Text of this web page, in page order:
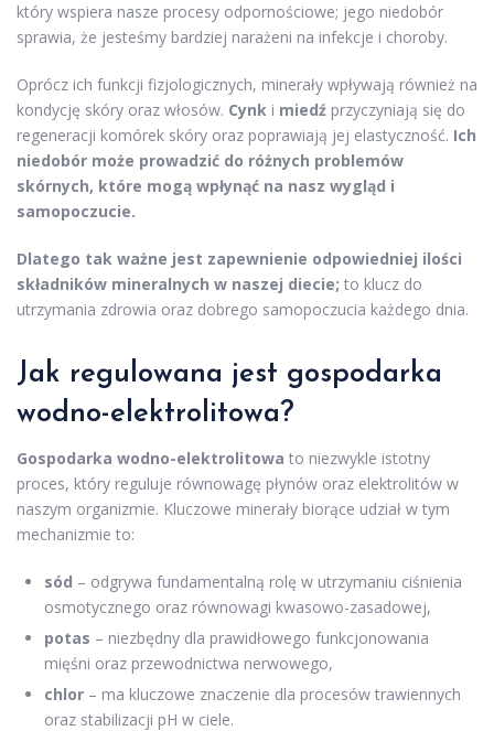
który wspiera nasze procesy odpornościowe; jego niedobór
sprawia, że jesteśmy bardziej narażeni na infekcje i choroby.
Oprócz ich funkcji fizjologicznych, minerały wpływają również na
kondycję skóry oraz włosów. Cynk i miedź przyczyniają się do
regeneracji komórek skóry oraz poprawiają jej elastyczność. Ich
niedobór może prowadzić do różnych problemów
skórnych, które mogą wpłynąć na nasz wygląd i
samopoczucie.
Dlatego tak ważne jest zapewnienie odpowiedniej ilości
składników mineralnych w naszej diecie; to klucz do
utrzymania zdrowia oraz dobrego samopoczucia każdego dnia.
Jak regulowana jest gospodarka
wodno-elektrolitowa?
Gospodarka wodno-elektrolitowa to niezwykle istotny
proces, który reguluje równowagę płynów oraz elektrolitów w
naszym organizmie. Kluczowe minerały biorące udział w tym
mechanizmie to:
sód – odgrywa fundamentalną rolę w utrzymaniu ciśnienia
osmotycznego oraz równowagi kwasowo-zasadowej,
potas – niezbędny dla prawidłowego funkcjonowania
mięśni oraz przewodnictwa nerwowego,
chlor – ma kluczowe znaczenie dla procesów trawiennych
oraz stabilizacji pH w ciele.